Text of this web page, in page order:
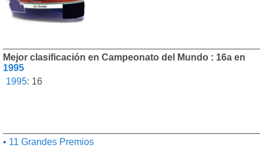
Mejor clasificación en Campeonato del Mundo : 16a en
1995
1995: 16
11 Grandes Premios